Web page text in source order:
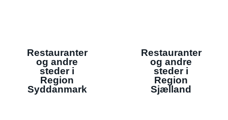
Restauranter
og andre
steder i
Region
Syddanmark
Restauranter
og andre
steder i
Region
Sjælland